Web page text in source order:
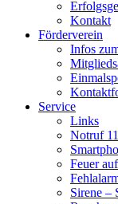
Kontakt
Förderverein
Infos
Service
Links
Notruf
Feuer
Sirene –